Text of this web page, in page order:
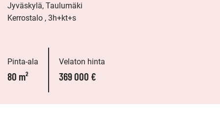
Jyväskylä, Taulumäki
Kerrostalo , 3h+kt+s
Pinta-ala
80 m²
Velaton hinta
369 000 €